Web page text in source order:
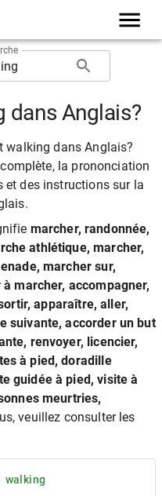
dans Anglais?
walking dans Anglais?
la prononciation
et des instructions sur la
marcher, randonnée,
athlétique, marcher,
marcher sur,
marcher, accompagner,
apparaître, aller,
suivante, accorder un but
renvoyer, licencier,
à pied, doradille
guidée à pied, visite à
meurtries,
veuillez consulter les
walking